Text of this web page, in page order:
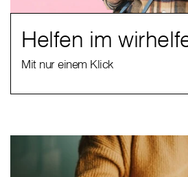
Helfen im
Mit nur einem Klick